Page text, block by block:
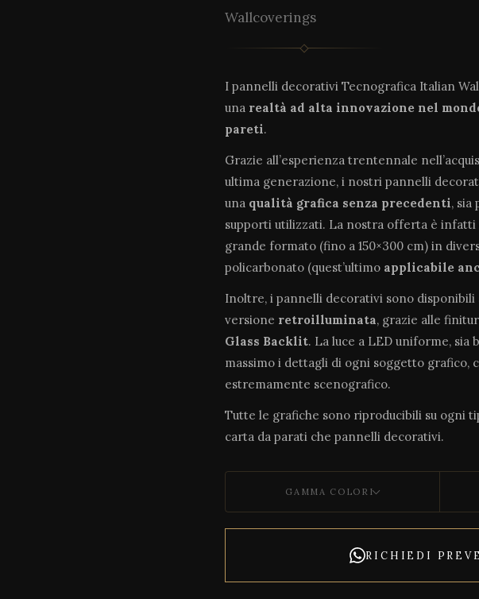
I pannelli decorativi Tecnografica Italian
una realtà ad alta innovazione nel
pareti.
Grazie all’esperienza trentennale
ultima generazione, i nostri pannelli
una qualità grafica senza precedenti, sia
supporti utilizzati. La nostra offerta è infatti
grande formato (fino a 150×300 cm) in
policarbonato (quest’ultimo applicabile
Inoltre, i pannelli decorativi sono disponibili
versione retroilluminata, grazie alle
Glass Backlit. La luce a LED uniforme, sia
massimo i dettagli di ogni soggetto grafico,
estremamente scenografico.
Tutte le grafiche sono riproducibili su ogni
carta da parati che pannelli decorativi.
GAMMA COLORI
RICHIEDI